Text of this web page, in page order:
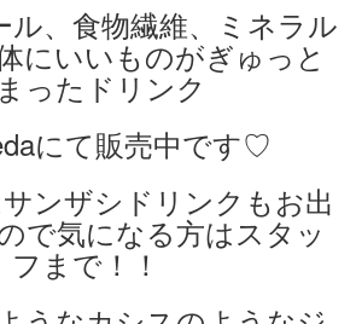
ル、食物繊維、ミネラル
にいいものがぎゅっと
ったドリンク
にて販売中です♡
ンザシドリンクもお出
で気になる方はスタッ
フまで！！